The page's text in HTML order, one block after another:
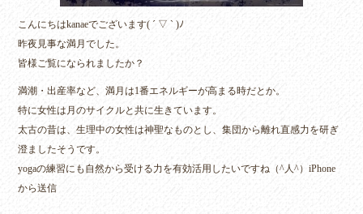
こんにちはkanaeでございます( ´ ▽ ` )ﾉ
昨夜見事な満月でした。
皆様ご覧になられましたか？
満潮・出産率など、満月は1番エネルギーが高まる時だとか。
特に女性は月のサイクルと共に生きています。
太古の昔は、生理中の女性は神聖なものとし、集団から離れ直感力を研ぎ
澄ましたそうです。
yogaの練習にも自然から受ける力を有効活用したいですね（^人^）iPhone
から送信